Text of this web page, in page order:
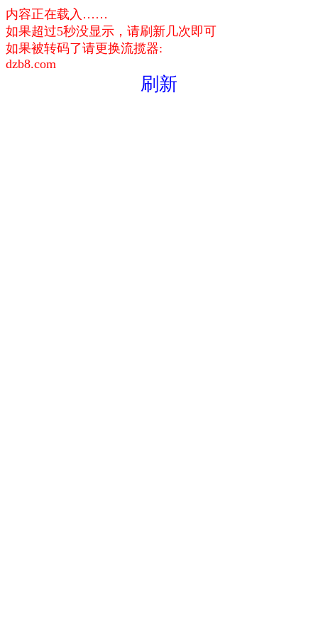
内容正在载入……
如果超过5秒没显示，请刷新几次即可
如果被转码了请更换流揽器:
dzb8.com
刷新